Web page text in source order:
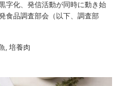
字化、発信活動が同時に動き始
食品調査部会（以下、調査部
, 培養肉